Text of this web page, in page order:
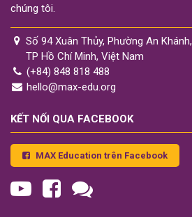
chúng tôi.
Số 94 Xuân Thủy, Phường An Khánh,
TP Hồ Chí Minh, Việt Nam
(+84) 848 818 488
hello@max-edu.org
KẾT NỐI QUA FACEBOOK
MAX Education trên Facebook